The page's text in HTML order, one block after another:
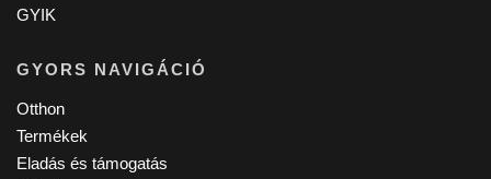
GYIK
GYORS NAVIGÁCIÓ
Otthon
Termékek
Eladás és támogatás